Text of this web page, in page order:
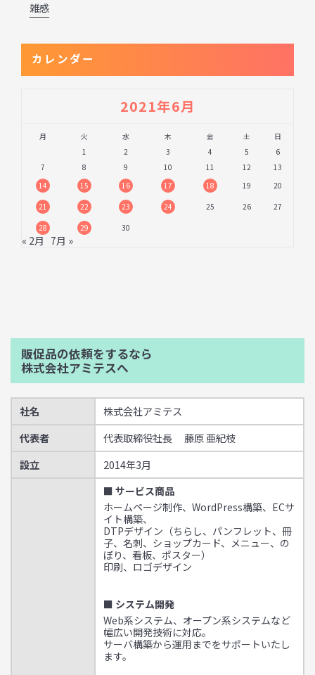
雑感
カレンダー
2021年6月
月 火 水 木 金 土
日
1
2 3 4 5
6
7
8 9 10 11 12
13
14
15 16 17 18 19
20
21
22 23 24 25 26
27
28
29 30
« 2月 7月 »
販促品の依頼をするなら
株式会社アミテスへ
社名
株式会社アミテス
代表者
代表取締役社長 藤原 亜紀枝
設立
2014年3月
■ サービス商品
ホームページ制作、WordPress構築、ECサ
イト構築、
DTPデザイン（ちらし、パンフレット、冊
子、名刺、ショップカード、メニュー、の
ぼり、看板、ポスター）
印刷、ロゴデザイン
■ システム開発
Web系システム、オープン系システムなど
幅広い開発技術に対応。
サーバ構築から運用までをサポートいたし
ます。